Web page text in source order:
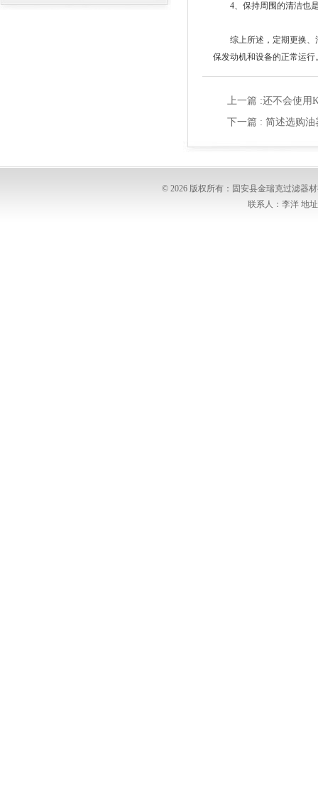
4、保持周围的清洁也是
综上所述，定期更换、清
保发动机和设备的正常运
上一篇 :还不会使用
下一篇 : 简述选购油
© 2026 版权所有：固安县金瑞克过滤器
联系人：李洋 地